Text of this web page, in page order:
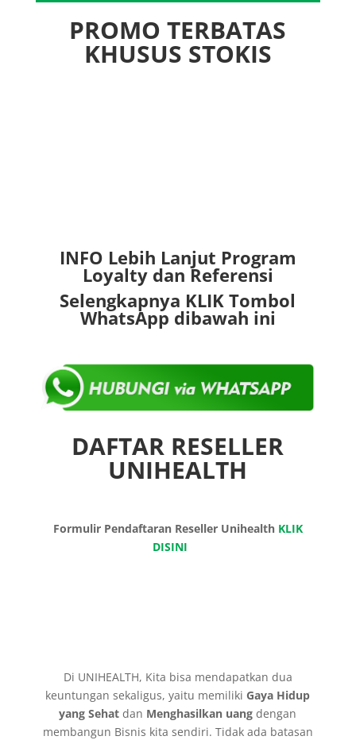
PROMO TERBATAS
KHUSUS STOKIS
INFO Lebih Lanjut Program
Loyalty dan Referensi
Selengkapnya KLIK Tombol
WhatsApp dibawah ini
DAFTAR RESELLER
UNIHEALTH
Formulir Pendaftaran Reseller Unihealth KLIK
DISINI
Di UNIHEALTH, Kita bisa mendapatkan dua
keuntungan sekaligus, yaitu memiliki Gaya Hidup
yang Sehat dan Menghasilkan uang dengan
membangun Bisnis kita sendiri. Tidak ada batasan